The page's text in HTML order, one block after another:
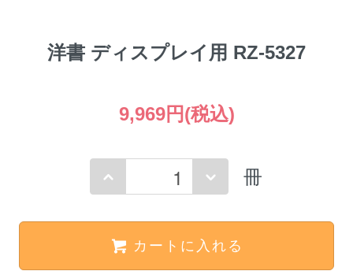
洋書 ディスプレイ用 RZ-5327
9,969円(税込)
冊
カートに入れる